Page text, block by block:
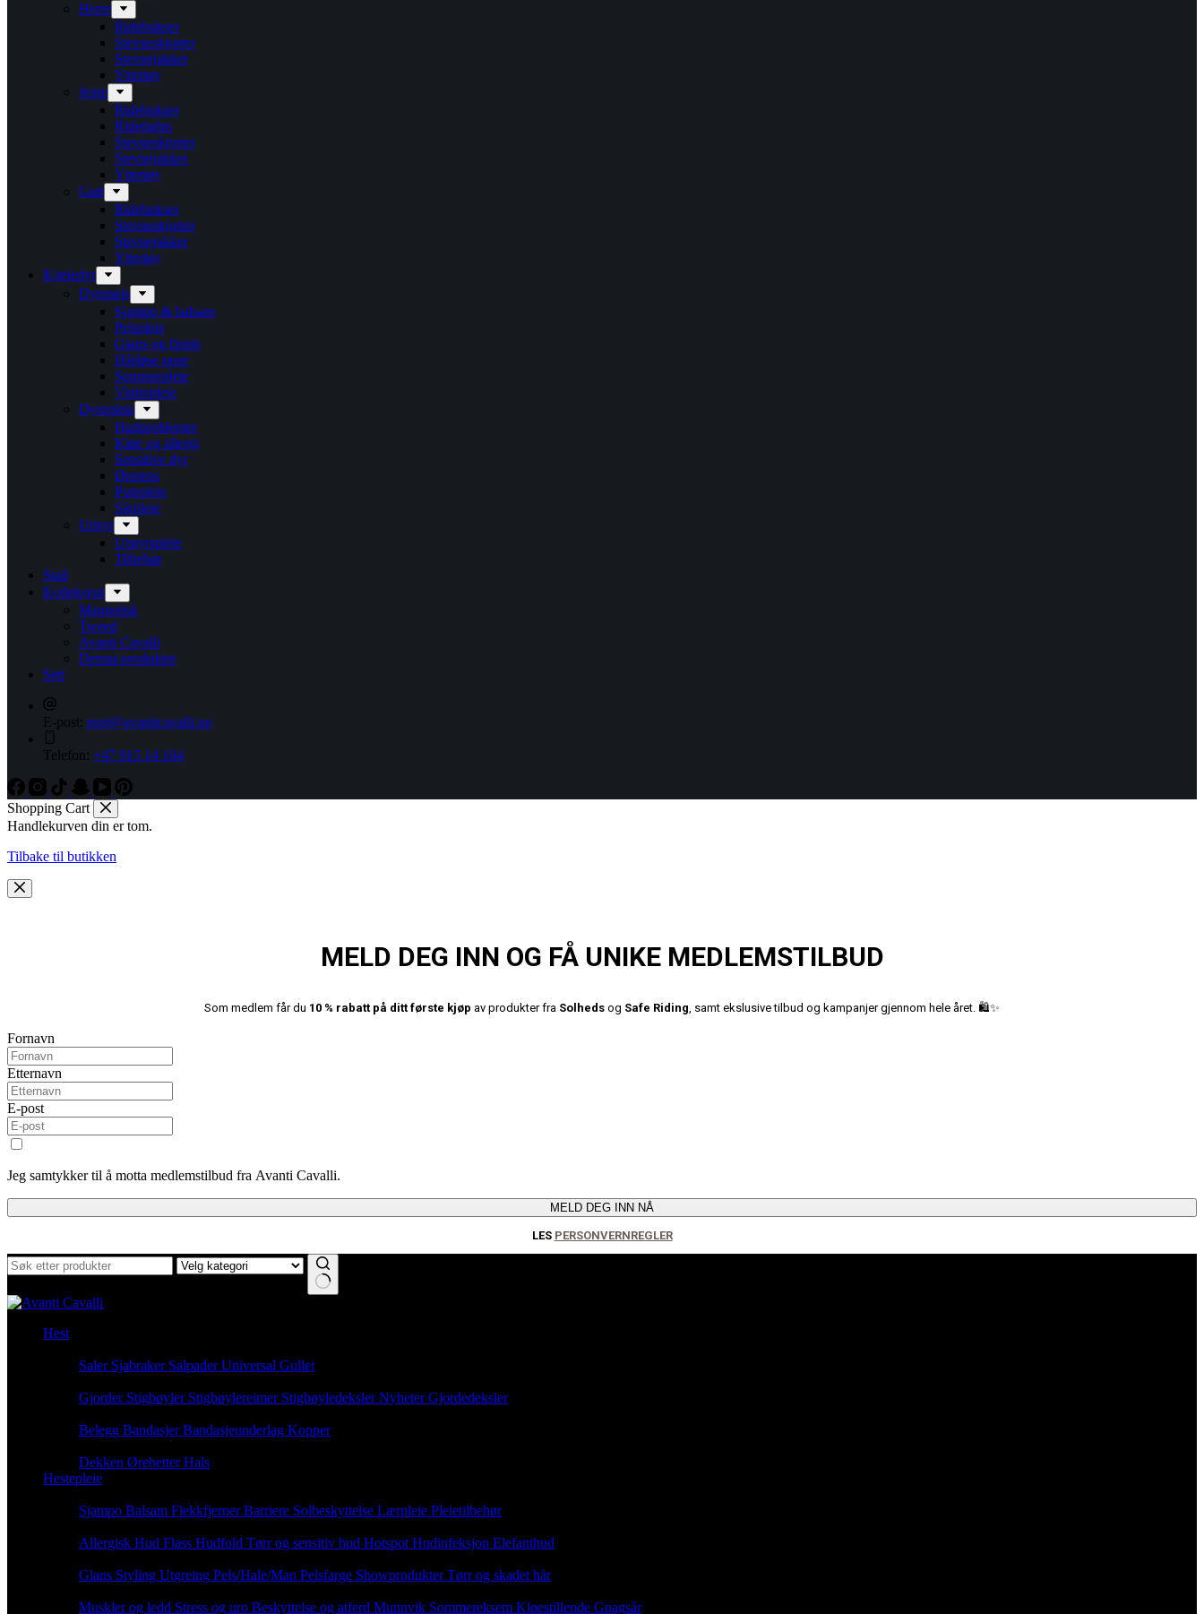
Herre
Ridebukser
Stevneskjorter
Stevnejakker
Yttertøy
Jente
Ridebukser
Ridetights
Stevneskjorter
Stevnejakker
Yttertøy
Gutt
Ridebukser
Stevneskjorter
Stevnejakker
Yttertøy
Kjæledyr
Dyrepels
Sjampo & balsam
Pelspleie
Glans og finish
Hårløse raser
Sommerpleie
Vinterpleie
Dyrepleie
Hudproblemer
Kløe og allergi
Sensitive dyr
Ørerens
Potepleie
Sårpleie
Utstyr
Utstyrspleie
Tilbehør
Stall
Kolleksjon
Magnetisk
Tweed
Avanti Cavalli
Derma-produkter
Sett
E-post: post@avanticavalli.no
Telefon: +47 915 14 104
Shopping Cart
Handlekurven din er tom.
Tilbake til butikken
MELD DEG INN OG FÅ UNIKE MEDLEMSTILBUD
Som medlem får du 10 % rabatt på ditt første kjøp av produkter fra Solheds og Safe Riding, samt ekslusive tilbud og kampanjer gjennom hele året. 🛍️✨
Fornavn
Etternavn
E-post
Jeg samtykker til å motta medlemstilbud fra Avanti Cavalli.
MELD DEG INN NÅ
LES PERSONVERNREGLER
Ingen
Hest
Saler Sjabraker SalpaderUniversal Gullet
Gjorder Stigbøyler Stigbøylereimer StigbøyledekslerNyheter Gjordedeksler
Belegg BandasjerBandasjeunderlag Kopper
Dekken ØrehetterHals
Hestepleie
Sjampo Balsam FlekkfjernerBarriere Solbeskyttelse Lærpleie Pleietilbehør
Allergisk Hud Flass Hudfold Tørr og sensitiv hud Hotspot Hudinfeksjon Elefanthud
Glans Styling Utgreing Pels/Hale/Man Pelsfarge ShowprodukterTørr og skadet hår
Muskler og ledd Stress og uro Beskyttelse og atferd Munnvik Sommereksem Kløestillende Gnagsår